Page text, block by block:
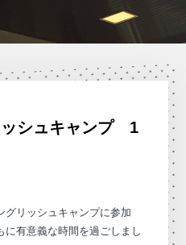
シュキャンプ 1
グリッシュキャンプに参加
に有意義な時間を過ごしまし